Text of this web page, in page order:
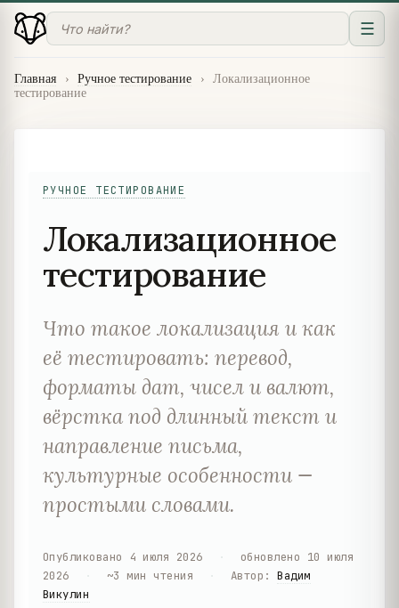
☰
Главная › Ручное тестирование ›
Локализационное
тестирование
РУЧНОЕ ТЕСТИРОВАНИЕ
Локализационное
тестирование
Что такое локализация и как
её тестировать: перевод,
форматы дат, чисел и валют,
вёрстка под длинный текст и
направление письма,
культурные особенности —
простыми словами.
Опубликовано 4 июля 2026 обновлено 10 июля
2026
~3 мин чтения Автор :Вадим
Викулин